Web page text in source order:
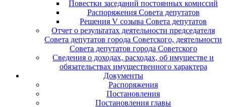
Повестки заседаний постоянных комиссий
Распоряжения Совета депутатов
Решения V созыва Совета депутатов
Отчет о результатах деятельности председателя
Совета депутатов города Советского, деятельности
Совета депутатов города Советского
Сведения о доходах, расходах, об имуществе и
обязательствах имущественного характера
Документы
Распоряжения
Постановления
Постановления главы